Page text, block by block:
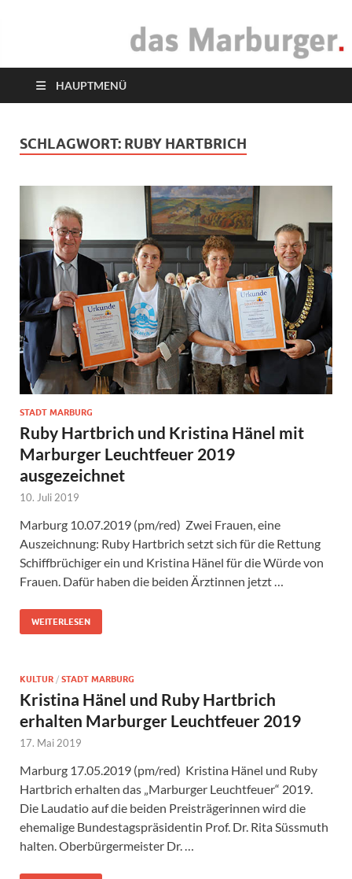
das Marburger.
HAUPTMENÜ
SCHLAGWORT: RUBY HARTBRICH
STADT MARBURG
Ruby Hartbrich und Kristina Hänel mit
Marburger Leuchtfeuer 2019
ausgezeichnet
10. Juli 2019
Marburg 10.07.2019 (pm/red) Zwei Frauen, eine
Auszeichnung: Ruby Hartbrich setzt sich für die Rettung
Schiffbrüchiger ein und Kristina Hänel für die Würde von
Frauen. Dafür haben die beiden Ärztinnen jetzt …
WEITERLESEN
KULTUR / STADT MARBURG
Kristina Hänel und Ruby Hartbrich
erhalten Marburger Leuchtfeuer 2019
17. Mai 2019
Marburg 17.05.2019 (pm/red) Kristina Hänel und Ruby
Hartbrich erhalten das „Marburger Leuchtfeuer“ 2019.
Die Laudatio auf die beiden Preisträgerinnen wird die
ehemalige Bundestagspräsidentin Prof. Dr. Rita Süssmuth
halten. Oberbürgermeister Dr. …